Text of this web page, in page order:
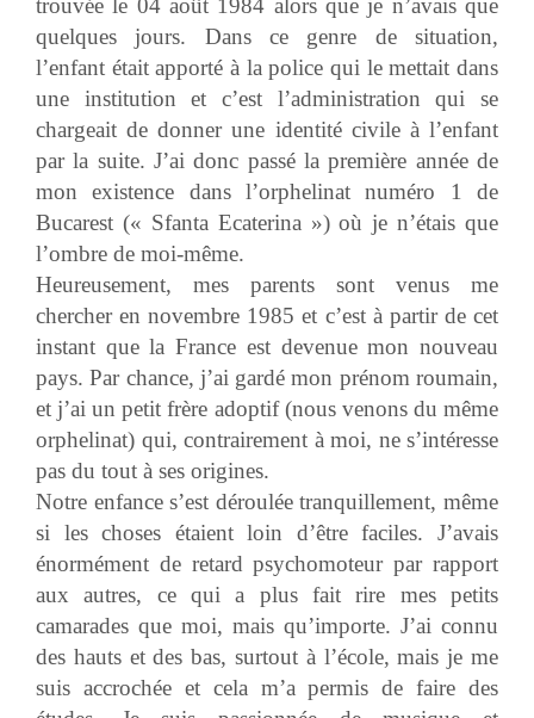
trouvée le 04 août 1984 alors que je n’avais que
quelques jours. Dans ce genre de situation,
l’enfant était apporté à la police qui le mettait dans
une institution et c’est l’administration qui se
chargeait de donner une identité civile à l’enfant
par la suite. J’ai donc passé la première année de
mon existence dans l’orphelinat numéro 1 de
Bucarest (« Sfanta Ecaterina ») où je n’étais que
l’ombre de moi-même.
Heureusement, mes parents sont venus me
chercher en novembre 1985 et c’est à partir de cet
instant que la France est devenue mon nouveau
pays. Par chance, j’ai gardé mon prénom roumain,
et j’ai un petit frère adoptif (nous venons du même
orphelinat) qui, contrairement à moi, ne s’intéresse
pas du tout à ses origines.
Notre enfance s’est déroulée tranquillement, même
si les choses étaient loin d’être faciles. J’avais
énormément de retard psychomoteur par rapport
aux autres, ce qui a plus fait rire mes petits
camarades que moi, mais qu’importe. J’ai connu
des hauts et des bas, surtout à l’école, mais je me
suis accrochée et cela m’a permis de faire des